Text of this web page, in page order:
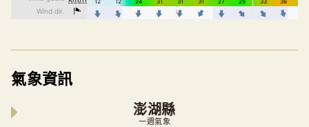
氣象資訊
澎湖縣
一週氣象